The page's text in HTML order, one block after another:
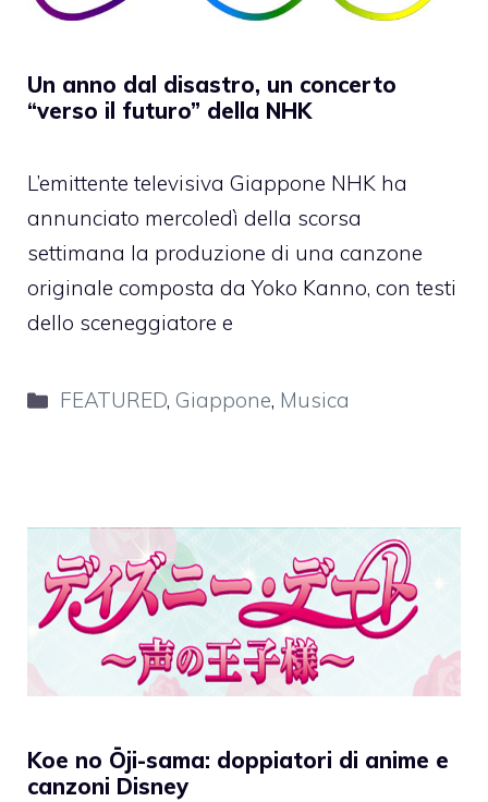
Un anno dal disastro, un concerto
“verso il futuro” della NHK
L’emittente televisiva Giappone NHK ha
annunciato mercoledì della scorsa
settimana la produzione di una canzone
originale composta da Yoko Kanno, con testi
dello sceneggiatore e
Categorie
FEATURED, Giappone, Musica
Koe no Ōji-sama: doppiatori di anime e
canzoni Disney